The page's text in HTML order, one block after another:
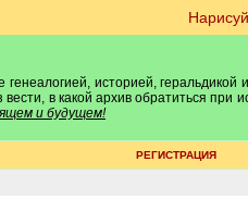
историей, геральдикой
в какой архив обратиться
и будущем!
РЕГИСТРАЦИЯ